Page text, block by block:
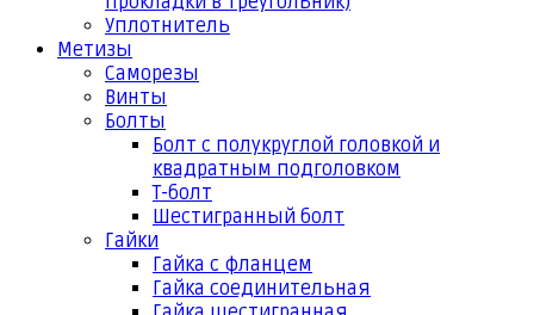
Уплотнитель
Метизы
Саморезы
Винты
Болты
Болт с полукруглой головкой и
квадратным подголовком
Т-болт
Шестигранный болт
Гайки
Гайка с фланцем
Гайка соединительная